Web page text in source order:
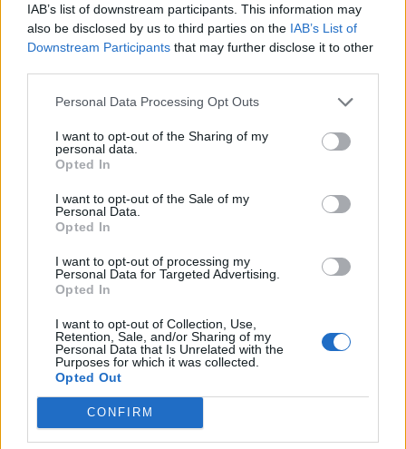
IAB’s list of downstream participants. This information may
also be disclosed by us to third parties on the IAB’s List of
Downstream Participants that may further disclose it to other
Personal Data Processing Opt Outs
I want to opt-out of the Sharing of my
personal data.
Opted In
I want to opt-out of the Sale of my
Personal Data.
Opted In
I want to opt-out of processing my
Personal Data for Targeted Advertising.
Opted In
I want to opt-out of Collection, Use,
Retention, Sale, and/or Sharing of my
Personal Data that Is Unrelated with the
Purposes for which it was collected.
Opted Out
CONFIRM
https://www.instagram.com/p/DDox9VxtT-m/
Ο Λάζαρος Γεωργακόπουλος ξέρει πως η
επιστροφή της γυναίκας του θα καταστρέψει
τα πάντα. Και έτσι
οργανώνει το σχέδιο της
γνωρίζει, η Δομινίκη θα έχει προλάβει να
αποκαλύψει στα παιδιά της, τα εγκλήματα του
πατέρα τους.
Η ύστατη αποκάλυψη θα αφορά τον Μάρκο